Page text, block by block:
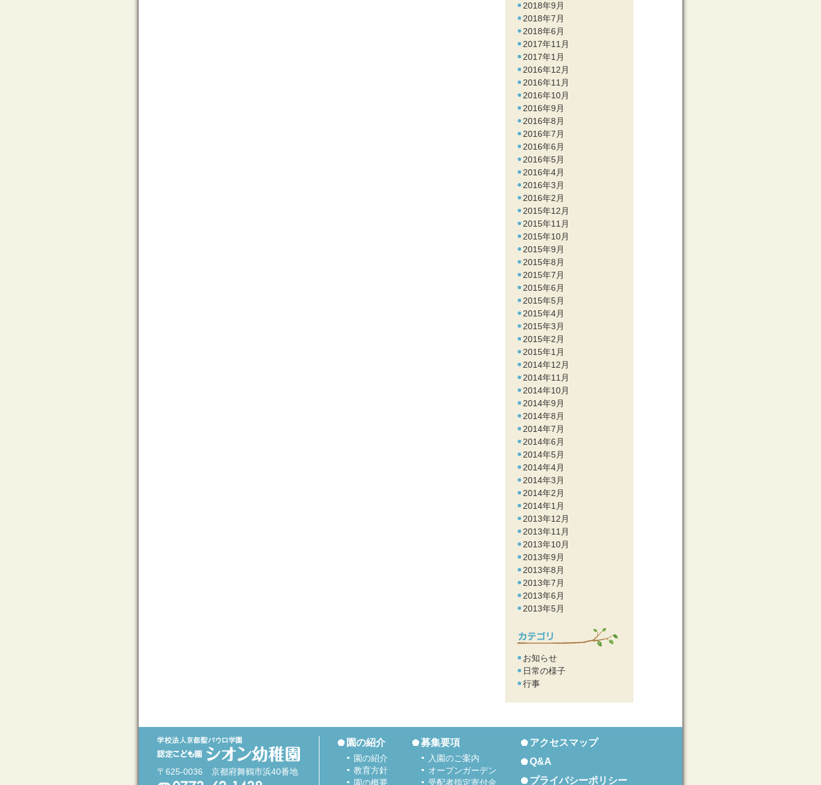
2018年9月
2018年7月
2018年6月
2017年11月
2017年1月
2016年12月
2016年11月
2016年10月
2016年9月
2016年8月
2016年7月
2016年6月
2016年5月
2016年4月
2016年3月
2016年2月
2015年12月
2015年11月
2015年10月
2015年9月
2015年8月
2015年7月
2015年6月
2015年5月
2015年4月
2015年3月
2015年2月
2015年1月
2014年12月
2014年11月
2014年10月
2014年9月
2014年8月
2014年7月
2014年6月
2014年5月
2014年4月
2014年3月
2014年2月
2014年1月
2013年12月
2013年11月
2013年10月
2013年9月
2013年8月
2013年7月
2013年6月
2013年5月
お知らせ
日常の様子
行事
〒625-0036 京都府舞鶴市浜40番地
園の紹介
園の紹介
教育方針
園の概要
募集要項
入園のご案内
オープンガーデン
受配者指定寄付金
アクセスマップ
Q&A
プライバシーポリシー